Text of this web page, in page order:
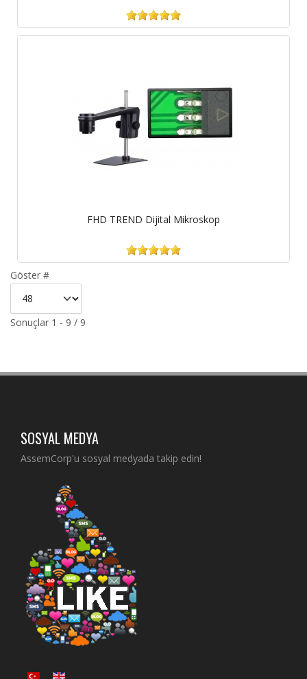
FHD TREND Dijital Mikroskop
Göster #
Sonuçlar 1 - 9 / 9
SOSYAL MEDYA
AssemCorp'u sosyal medyada takip edin!